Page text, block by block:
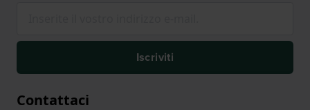
Iscriviti
Contattaci